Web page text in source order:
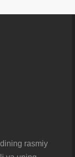
rasmiy